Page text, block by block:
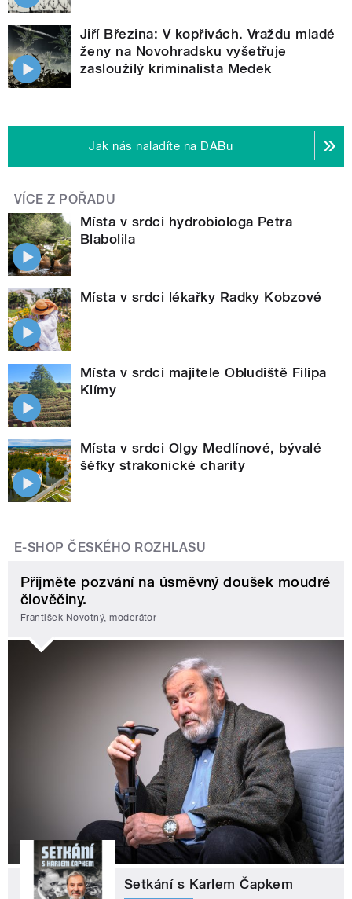
Jiří Březina: V kopřivách. Vraždu mladé
ženy na Novohradsku vyšetřuje
zasloužilý kriminalista Medek
Jak nás naladíte na DABu
VÍCE Z POŘADU
Místa v srdci hydrobiologa Petra
Blabolila
Místa v srdci lékařky Radky Kobzové
Místa v srdci majitele Obludiště Filipa
Klímy
Místa v srdci Olgy Medlínové, bývalé
šéfky strakonické charity
E-SHOP ČESKÉHO ROZHLASU
Přijměte pozvání na úsměvný doušek moudré
člověčiny.
František Novotný, moderátor
Setkání s Karlem Čapkem